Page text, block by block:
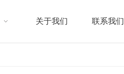
关于我们 联系我们